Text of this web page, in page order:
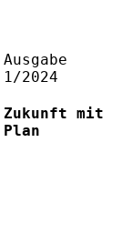
Ausgabe
1/2024
Zukunft mit
Plan